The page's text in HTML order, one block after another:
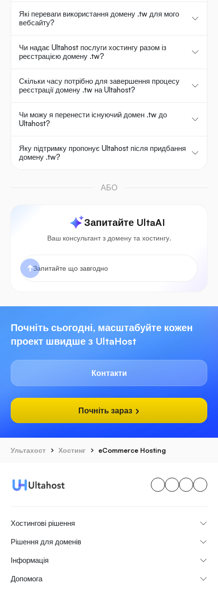
Які переваги використання домену .tw для мого
вебсайту?
Чи надає Ultahost послуги хостингу разом із
реєстрацією домену .tw?
Скільки часу потрібно для завершення процесу
реєстрації домену .tw на Ultahost?
Чи можу я перенести існуючий домен .tw до
Ultahost?
Яку підтримку пропонує Ultahost після придбання
домену .tw?
АБО
Запитайте UltaAI
Ваш консультант з домену та хостингу.
Почніть сьогодні, масштабуйте кожен
проект швидше з UltaHost
Контакти
Почніть зараз
Ультахост Хостинг eCommerce Hosting
Хостингові рішення
Рішення для доменів
Інформація
Допомога